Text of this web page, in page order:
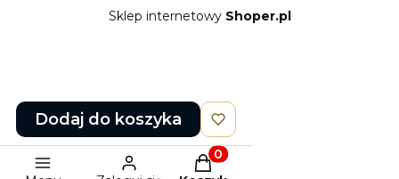
Sklep internetowy Shoper.pl
Dodaj do koszyka
Produkty w koszyku: 0.